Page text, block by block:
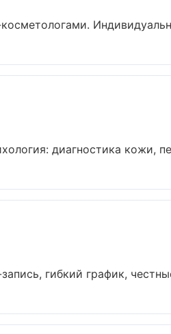
диагностика кожи,
гибкий график,